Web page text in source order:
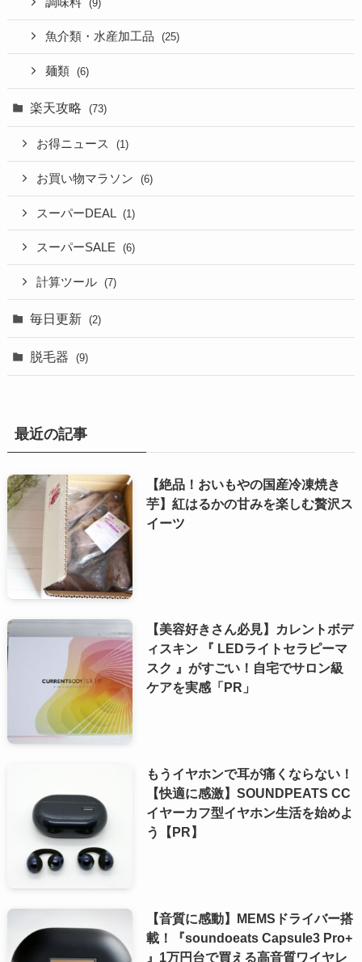
(9)
魚介類・水産加工品 (25)
麺類 (6)
楽天攻略 (73)
お得ニュース (1)
お買い物マラソン (6)
スーパーDEAL (1)
スーパーSALE (6)
計算ツール (7)
毎日更新 (2)
脱毛器 (9)
最近の記事
【絶品！おいもやの国産冷凍焼き
芋】紅はるかの甘みを楽しむ贅沢ス
イーツ
【美容好きさん必見】カレントボデ
ィスキン 『 LEDライトセラピーマ
スク 』がすごい！自宅でサロン級
ケアを実感「PR」
もうイヤホンで耳が痛くならない！
【快適に感激】SOUNDPEATS CC
イヤーカフ型イヤホン生活を始めよ
う【PR】
【音質に感動】MEMSドライバー搭
載！『soundoeats Capsule3 Pro+
』1万円台で買える高音質ワイヤレ